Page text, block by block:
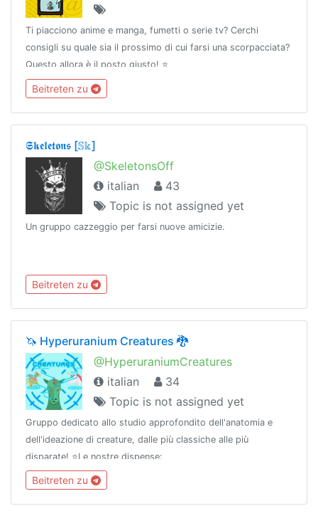
Ti piacciono anime e manga, fumetti o serie tv? Cerchi
consigli su quale sia il prossimo di cui farsi una scorpacciata?
Questo allora è il posto giusto! ⭐
Beitreten zu
𝕾𝖐𝖊𝖑𝖊𝖙𝖔𝖓𝖘 [𝕊𝕜]
@SkeletonsOff
italian
43
Topic is not assigned yet
Un gruppo cazzeggio per farsi nuove amicizie.
Beitreten zu
🦄 Hyperuranium Creatures 🐉
@HyperuraniumCreatures
italian
34
Topic is not assigned yet
Gruppo dedicato allo studio approfondito dell'anatomia e
dell'ideazione di creature, dalle più classiche alle più
disparate! ⭐️Le nostre dispense:
https://t.me/joinchat/AAAAAFF_bdSj1WJQpQaGOQ
Beitreten zu